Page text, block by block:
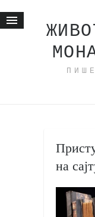
Животне приче
мој хаику
моменти и места
бонус садржај
светлопис
на